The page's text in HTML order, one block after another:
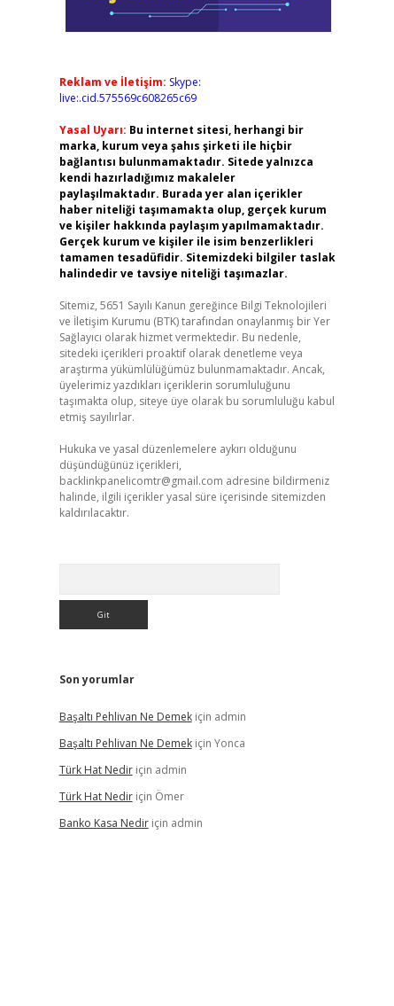
Reklam ve İletişim: Skype:
live:.cid.575569c608265c69
Yasal Uyarı: Bu internet sitesi, herhangi bir
marka, kurum veya şahıs şirketi ile hiçbir
bağlantısı bulunmamaktadır. Sitede yalnızca
kendi hazırladığımız makaleler
paylaşılmaktadır. Burada yer alan içerikler
haber niteliği taşımamakta olup, gerçek kurum
ve kişiler hakkında paylaşım yapılmamaktadır.
Gerçek kurum ve kişiler ile isim benzerlikleri
tamamen tesadüfidir. Sitemizdeki bilgiler taslak
halindedir ve tavsiye niteliği taşımazlar.
Sitemiz, 5651 Sayılı Kanun gereğince Bilgi Teknolojileri
ve İletişim Kurumu (BTK) tarafından onaylanmış bir Yer
Sağlayıcı olarak hizmet vermektedir. Bu nedenle,
sitedeki içerikleri proaktif olarak denetleme veya
araştırma yükümlülüğümüz bulunmamaktadır. Ancak,
üyelerimiz yazdıkları içeriklerin sorumluluğunu
taşımakta olup, siteye üye olarak bu sorumluluğu kabul
etmiş sayılırlar.
Hukuka ve yasal düzenlemelere aykırı olduğunu
düşündüğünüz içerikleri,
backlinkpanelicomtr@gmail.com adresine bildirmeniz
halinde, ilgili içerikler yasal süre içerisinde sitemizden
kaldırılacaktır.
Son yorumlar
Başaltı Pehlivan Ne Demekiçin admin
Başaltı Pehlivan Ne Demekiçin Yonca
Türk Hat Nediriçin admin
Türk Hat Nediriçin Ömer
Banko Kasa Nediriçin admin